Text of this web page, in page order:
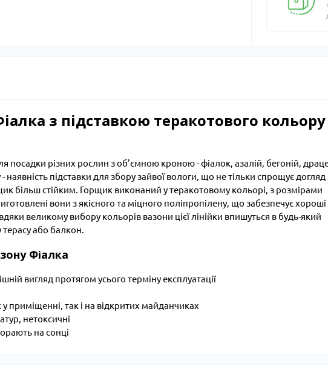
з підставкою теракотового кольору
посадки різних рослин з об'ємною кроною - фіалок, азалій, бегоній,
наявність підставки для збору зайвої вологи, що не тільки спрощує догляд
більш стійким. Горщик виконаний у теракотовому кольорі, з розмірами
вони з якісного та міцного поліпропілену, що забезпечує хороші
великому вибору кольорів вазони цієї лінійки впишуться в будь-який
терасу або балкон.
Фіалка
вигляд протягом усього терміну експлуатації
приміщенні, так і на відкритих майданчиках
нетоксичні
на сонці